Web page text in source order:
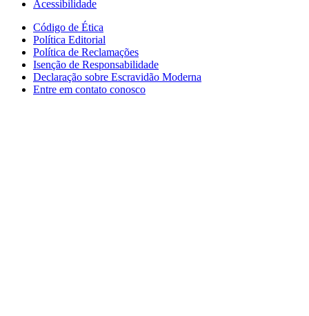
Acessibilidade
Código de Ética
Política Editorial
Política de Reclamações
Isenção de Responsabilidade
Declaração sobre Escravidão Moderna
Entre em contato conosco